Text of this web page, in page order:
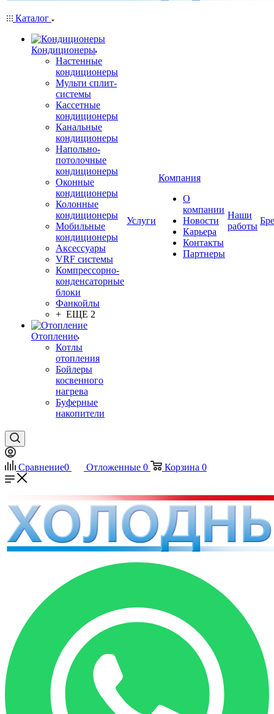
Каталог
Кондиционеры
Настенные
кондиционеры
Мульти сплит-
системы
Кассетные
кондиционеры
Канальные
кондиционеры
Напольно-
потолочные
кондиционеры
Оконные
кондиционеры
Колонные
кондиционеры
Мобильные
кондиционеры
Аксессуары
VRF системы
Компрессорно-
конденсаторные
блоки
Фанкойлы
+ ЕЩЕ 2
Отопление
Котлы
отопления
Бойлеры
косвенного
нагрева
Буферные
накопители
Услуги
Компания
О
компании
Новости
Карьера
Контакты
Партнеры
Наши
работы
Сравнение0 Отложенные 0 Корзина 0